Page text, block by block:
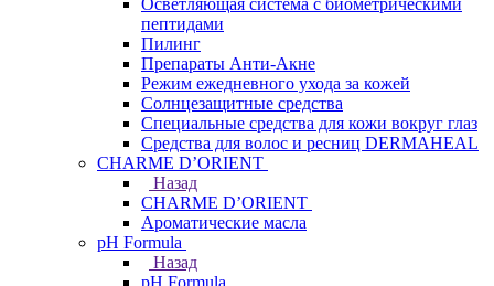
Осветляющая система с биометрическими
пептидами
Пилинг
Препараты Анти-Акне
Режим ежедневного ухода за кожей
Солнцезащитные средства
Специальные средства для кожи вокруг глаз
Средства для волос и ресниц DERMAHEAL
CHARME D’ORIENT
Назад
CHARME D’ORIENT
Ароматические масла
pH Formula
Назад
pH Formula